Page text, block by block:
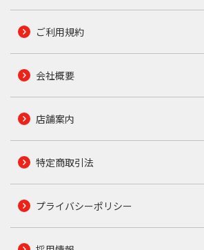
ご利用規約
会社概要
店舗案内
特定商取引法
プライバシーポリシー